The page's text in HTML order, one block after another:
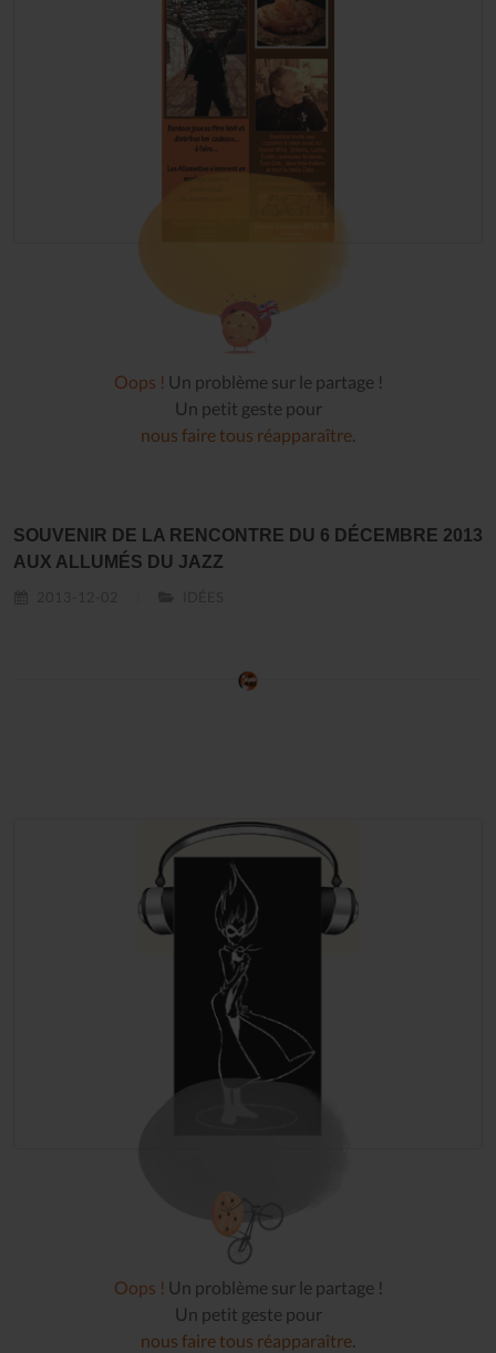
Oops ! Un problème sur le partage !
Un petit geste pour
nous faire tous réapparaître.
SOUVENIR DE LA RENCONTRE DU 6 DÉCEMBRE 2013
AUX ALLUMÉS DU JAZZ
Oops ! Un problème sur le partage !
Un petit geste pour
nous faire tous réapparaître.